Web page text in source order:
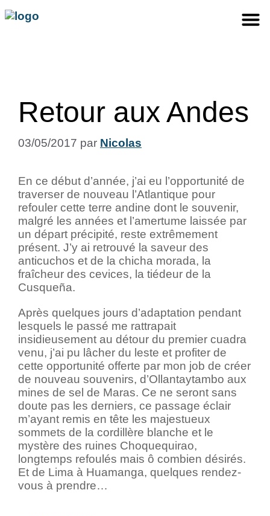
Retour aux Andes
03/05/2017 par Nicolas
En ce début d’année, j’ai eu l’opportunité de
traverser de nouveau l’Atlantique pour
refouler cette terre andine dont le souvenir,
malgré les années et l’amertume laissée par
un départ précipité, reste extrêmement
présent. J’y ai retrouvé la saveur des
anticuchos et de la chicha morada, la
fraîcheur des cevices, la tiédeur de la
Cusqueña.
Après quelques jours d’adaptation pendant
lesquels le passé me rattrapait
insidieusement au détour du premier cuadra
venu, j’ai pu lâcher du leste et profiter de
cette opportunité offerte par mon job de créer
de nouveau souvenirs, d’Ollantaytambo aux
mines de sel de Maras. Ce ne seront sans
doute pas les derniers, ce passage éclair
m’ayant remis en tête les majestueux
sommets de la cordillère blanche et le
mystère des ruines Choquequirao,
longtemps refoulés mais ô combien désirés.
Et de Lima à Huamanga, quelques rendez-
vous à prendre…